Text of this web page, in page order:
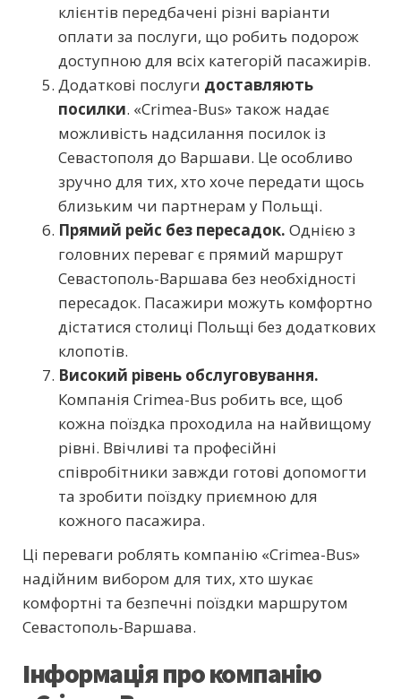
клієнтів передбачені різні варіанти
оплати за послуги, що робить подорож
доступною для всіх категорій пасажирів.
Додаткові послуги доставляють
посилки. «Crimea-Bus» також надає
можливість надсилання посилок із
Севастополя до Варшави. Це особливо
зручно для тих, хто хоче передати щось
близьким чи партнерам у Польщі.
Прямий рейс без пересадок. Однією з
головних переваг є прямий маршрут
Севастополь-Варшава без необхідності
пересадок. Пасажири можуть комфортно
дістатися столиці Польщі без додаткових
клопотів.
Високий рівень обслуговування.
Компанія Crimea-Bus робить все, щоб
кожна поїздка проходила на найвищому
рівні. Ввічливі та професійні
співробітники завжди готові допомогти
та зробити поїздку приємною для
кожного пасажира.
Ці переваги роблять компанію «Crimea-Bus»
надійним вибором для тих, хто шукає
комфортні та безпечні поїздки маршрутом
Севастополь-Варшава.
Інформація про компанію